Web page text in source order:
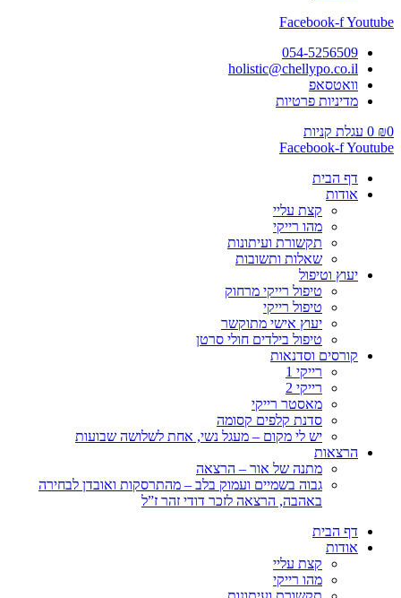
Facebook-fYoutube
054-5256509
holistic@chellypo.co.il
וואטסאפ
מדיניות פרטיות
₪0
0 עגלת קניות
Facebook-fYoutube
דף הבית
אודות
קצת עליי
מהו רייקי
תקשורת ועיתונות
שאלות ותשובות
יעוץ וטיפול
טיפול רייקי מרחוק
טיפול רייקי
יעוץ אישי מתוקשר
טיפול בילדים חולי סרטן
קורסים וסדנאות
רייקי 1
רייקי 2
מאסטר רייקי
סדנת קלפים קסומה
יש לי מקום – מעגל נשי, אחת לשלושה שבועות
הרצאות
מתנה של אור – הרצאה
גבוה בשמיים ועמוק בלב – מהתרסקות ואובדן לבחירה
באהבה, הרצאה לזכר דודי זהר ז”ל
דף הבית
אודות
קצת עליי
מהו רייקי